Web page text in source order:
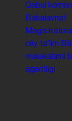
Qabul
Bakalavriat
Magistratura
oliy taʼlim
malakalarni
agentligi